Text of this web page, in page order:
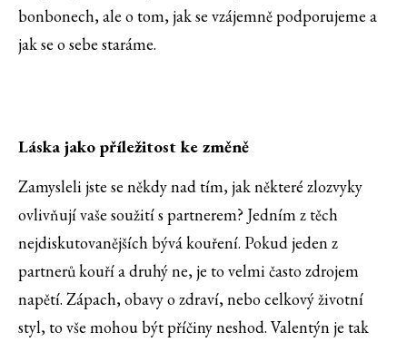
bonbonech, ale o tom, jak se vzájemně podporujeme a
jak se o sebe staráme.
Láska jako příležitost ke změně
Zamysleli jste se někdy nad tím, jak některé zlozvyky
ovlivňují vaše soužití s partnerem? Jedním z těch
nejdiskutovanějších bývá kouření. Pokud jeden z
partnerů kouří a druhý ne, je to velmi často zdrojem
napětí. Zápach, obavy o zdraví, nebo celkový životní
styl, to vše mohou být příčiny neshod. Valentýn je tak